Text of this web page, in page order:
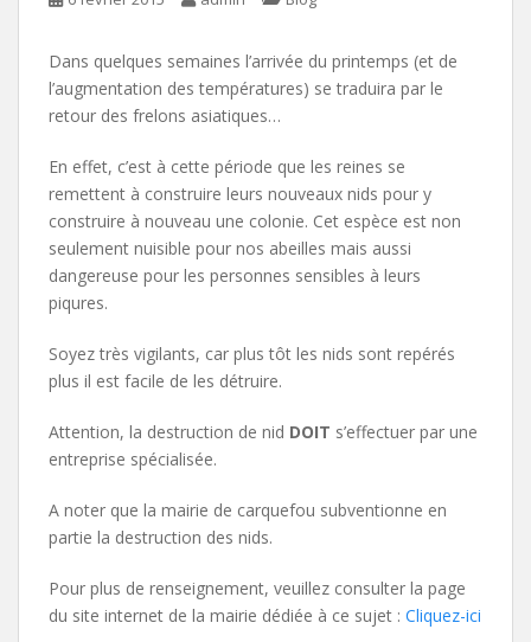
Dans quelques semaines l’arrivée du printemps (et de
l’augmentation des températures) se traduira par le
retour des frelons asiatiques…
En effet, c’est à cette période que les reines se
remettent à construire leurs nouveaux nids pour y
construire à nouveau une colonie. Cet espèce est non
seulement nuisible pour nos abeilles mais aussi
dangereuse pour les personnes sensibles à leurs
piqures.
Soyez très vigilants, car plus tôt les nids sont repérés
plus il est facile de les détruire.
Attention, la destruction de nid DOIT s’effectuer par une
entreprise spécialisée.
A noter que la mairie de carquefou subventionne en
partie la destruction des nids.
Pour plus de renseignement, veuillez consulter la page
du site internet de la mairie dédiée à ce sujet : Cliquez-ici